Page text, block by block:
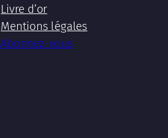
Livre d’or
Mentions légales
Abonnez-vous